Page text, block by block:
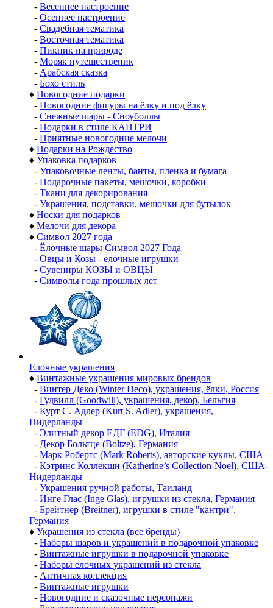
- Весеннее настроение
- Осеннее настроение
- Свадебная тематика
- Восточная тематика
- Пикник на природе
- Моряк путешественик
- Арабская сказка
- Бохо стиль
♦ Новогодние подарки
- Новогодние фигуры на ёлку и под ёлку
- Снежные шары - Сноуболлы
- Подарки в стиле КАНТРИ
- Приятные новогодние мелочи
♦ Подарки на Рождество
♦ Упаковка подарков
- Упаковочные ленты, банты, пленка и бумага
- Подарочные пакеты, мешочки, коробки
- Ткани для декорирования
- Украшения, подставки, мешочки для бутылок
♦ Носки для подарков
♦ Мелочи для декора
♦ Символ 2027 года
- Ёлочные шары Символ 2027 Года
- Овцы и Козы - ёлочные игрушки
- Сувениры КОЗЫ и ОВЦЫ
- Символы года прошлых лет
Елочные украшения
♦ Винтажные украшения мировых брендов
- Винтер Деко (Winter Deco), украшения, ёлки, Россия
- Гудвилл (Goodwill), украшения, декор, Бельгия
- Курт С. Адлер (Kurt S. Adler), украшения,
Нидерланды
- Элитный декор ЕДГ (EDG), Италия
- Декор Больтце (Boltze), Германия
- Марк Робертс (Mark Roberts), авторские куклы, США
- Кэтринс Коллекшн (Katherine’s Collection-Noel), США-
Нидерланды
- Украшения ручной работы, Таиланд
- Инге Глас (Inge Glas), игрушки из стекла, Германия
- Брейтнер (Breitner), игрушки в стиле "кантри",
Германия
♦ Украшения из стекла (все бренды)
- Наборы шаров и украшений в подарочной упаковке
- Винтажные игрушки в подарочной упаковке
- Наборы елочных украшений из стекла
- Античная коллекция
- Винтажные игрушки
- Новогодние и сказочные персонажи